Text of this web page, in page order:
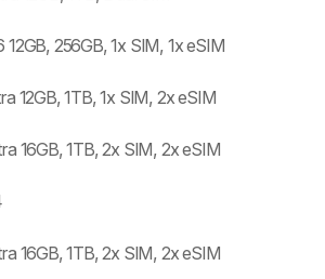
12GB, 256GB, 1x SIM, 1x eSIM
12GB, 1TB, 1x SIM, 2x eSIM
16GB, 1TB, 2x SIM, 2x eSIM
16GB, 1TB, 2x SIM, 2x eSIM